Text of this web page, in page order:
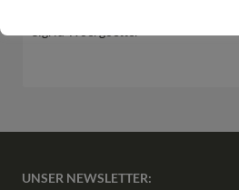
UNSER NEWSLETTER: